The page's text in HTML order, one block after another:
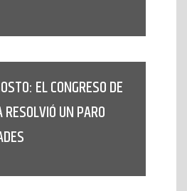
EL CONGRESO DE
UN PARO